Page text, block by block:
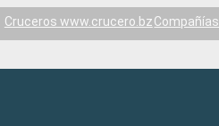
Cruceros www.crucero.bzCompañías